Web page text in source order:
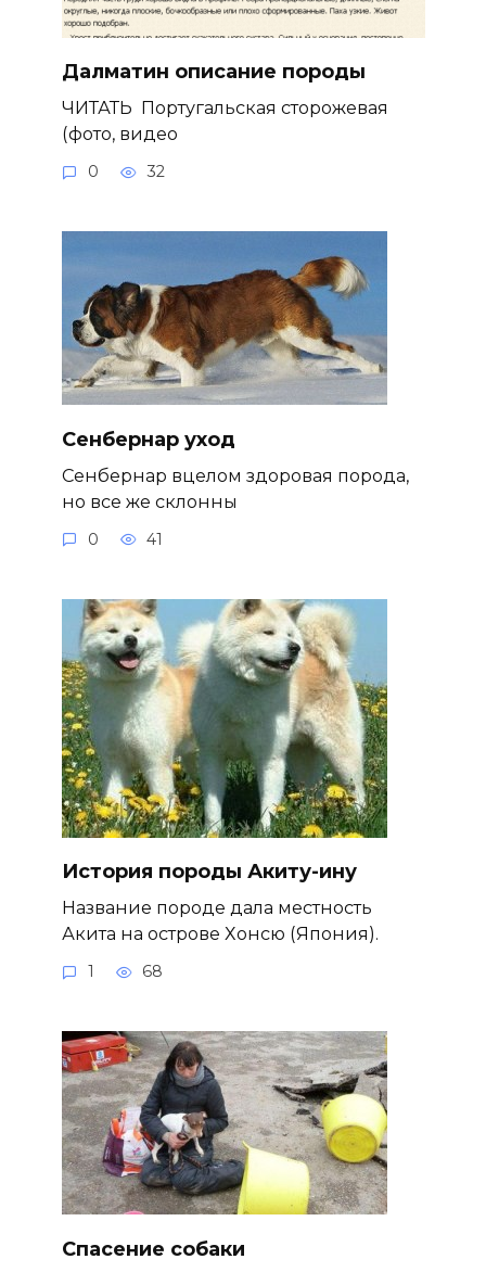
Далматин описание породы
ЧИТАТЬ Португальская сторожевая
(фото, видео
0 32
Сенбернар уход
Сенбернар вцелом здоровая порода,
но все же склонны
0 41
История породы Акиту-ину
Название породе дала местность
Акита на острове Хонсю (Япония).
1 68
Спасение собаки